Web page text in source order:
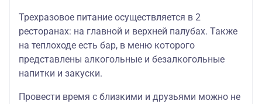
Трехразовое питание осуществляется в 2
ресторанах: на главной и верхней палубах. Также
на теплоходе есть бар, в меню которого
представлены алкогольные и безалкогольные
напитки и закуски.
Провести время с близкими и друзьями можно не